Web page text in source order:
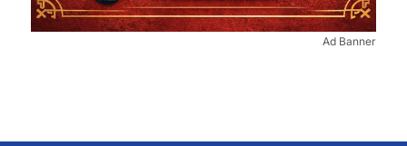
Ad Banner